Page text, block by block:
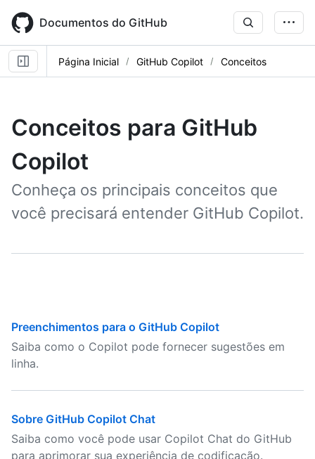
main
content
Documentos do GitHub
Página Inicial GitHub Copilot Conceitos
Conceitos para GitHub
Copilot
Conheça os principais conceitos que
você precisará entender GitHub Copilot.
Preenchimentos para o GitHub Copilot
Saiba como o Copilot pode fornecer sugestões em
linha.
Sobre GitHub Copilot Chat
Saiba como você pode usar Copilot Chat do GitHub
para aprimorar sua experiência de codificação.